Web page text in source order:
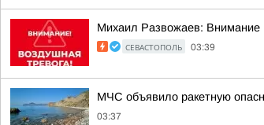
Михаил Развожаев: Внимание
СЕВАСТОПОЛЬ 03:39
МЧС объявило ракетную
03:37